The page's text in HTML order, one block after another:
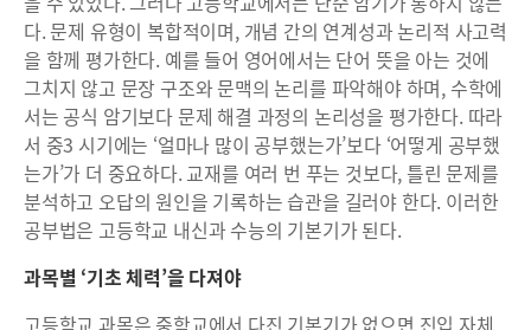
다. 문제 유형이 복합적이며, 개념 간의 연계성과 논리적 사고력
을 함께 평가한다. 예를 들어 영어에서는 단어 뜻을 아는 것에
그치지 않고 문장 구조와 문맥의 논리를 파악해야 하며, 수학에
서는 공식 암기보다 문제 해결 과정의 논리성을 평가한다. 따라
서 중3 시기에는 ‘얼마나 많이 공부했는가’보다 ‘어떻게 공부했
는가’가 더 중요하다. 교재를 여러 번 푸는 것보다, 틀린 문제를
분석하고 오답의 원인을 기록하는 습관을 길러야 한다. 이러한
공부법은 고등학교 내신과 수능의 기본기가 된다.
과목별 ‘기초 체력’을 다져야
고등학교 과목은 중학교에서 다진 기본기가 없으면 진입 자체